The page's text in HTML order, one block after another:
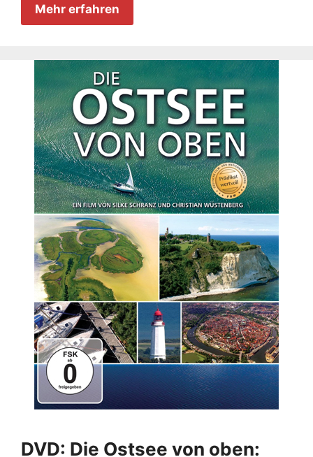
Mehr erfahren
DVD: Die Ostsee von oben: